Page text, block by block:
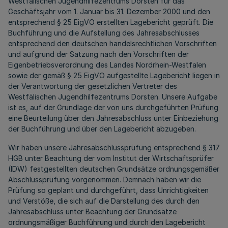
Geschäftsjahr vom 1. Januar bis 31. Dezember 2000 und den
entsprechend § 25 EigVO erstellten Lagebericht geprüft. Die
Buchführung und die Aufstellung des Jahresabschlusses
entsprechend den deutschen handelsrechtlichen Vorschriften
und aufgrund der Satzung nach den Vorschriften der
Eigenbetriebsverordnung des Landes Nordrhein-Westfalen
sowie der gemäß § 25 EigVO aufgestellte Lagebericht liegen in
der Verantwortung der gesetzlichen Vertreter des
Westfälischen Jugendhilfezentrums Dorsten. Unsere Aufgabe
ist es, auf der Grundlage der von uns durchgeführten Prüfung
eine Beurteilung über den Jahresabschluss unter Einbeziehung
der Buchführung und über den Lagebericht abzugeben.
Wir haben unsere Jahresabschlussprüfung entsprechend § 317
HGB unter Beachtung der vom Institut der Wirtschaftsprüfer
(IDW) festgestellten deutschen Grundsätze ordnungsgemäßer
Abschlussprüfung vorgenommen. Demnach haben wir die
Prüfung so geplant und durchgeführt, dass Unrichtigkeiten
und Verstöße, die sich auf die Darstellung des durch den
Jahresabschluss unter Beachtung der Grundsätze
ordnungsmäßiger Buchführung und durch den Lagebericht